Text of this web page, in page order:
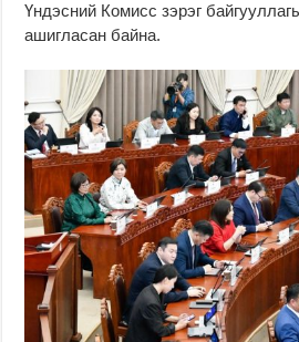
Үндэсний Комисс зэрэг
ашигласан байна.